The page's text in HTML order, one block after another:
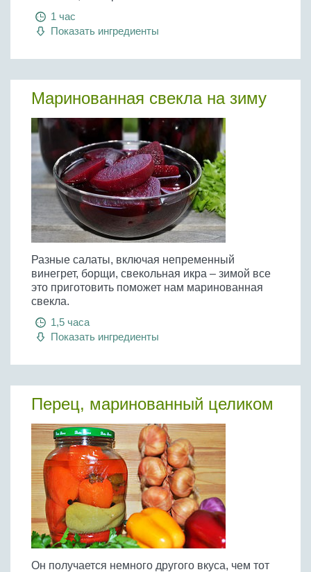
1 час
Показать ингредиенты
Маринованная свекла на зиму
Разные салаты, включая непременный
винегрет, борщи, свекольная икра – зимой все
это приготовить поможет нам маринованная
свекла.
1,5 часа
Показать ингредиенты
Перец, маринованный целиком
Он получается немного другого вкуса, чем тот